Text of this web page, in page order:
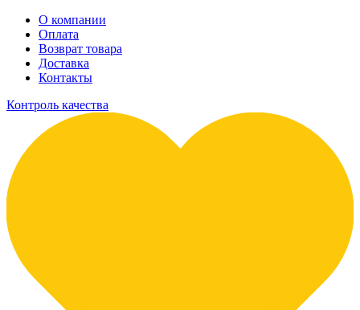
О компании
Оплата
Возврат товара
Доставка
Контакты
Контроль качества